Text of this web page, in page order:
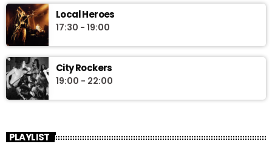
Local Heroes
17:30 - 19:00
City Rockers
19:00 - 22:00
PLAYLIST